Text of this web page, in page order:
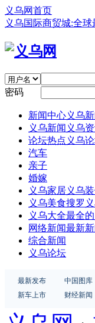
义乌网首页
义乌国际商贸城:全
密码
新闻中心义乌
义乌新闻 义乌
论坛热点 义乌
汽车
亲子
婚嫁
义乌家居义乌
义乌美食搜罗
义乌大全最全
网络新闻最新
综合新闻
义乌论坛
最新发布 中国图库
新车上市
财经新闻